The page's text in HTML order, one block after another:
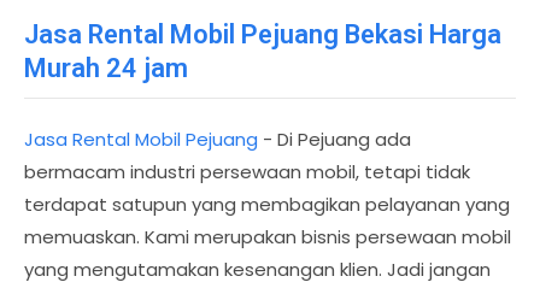
Jasa Rental Mobil Pejuang Bekasi Harga
Murah 24 jam
Jasa Rental Mobil Pejuang - Di Pejuang ada
bermacam industri persewaan mobil, tetapi tidak
terdapat satupun yang membagikan pelayanan yang
memuaskan. Kami merupakan bisnis persewaan mobil
yang mengutamakan kesenangan klien. Jadi jangan